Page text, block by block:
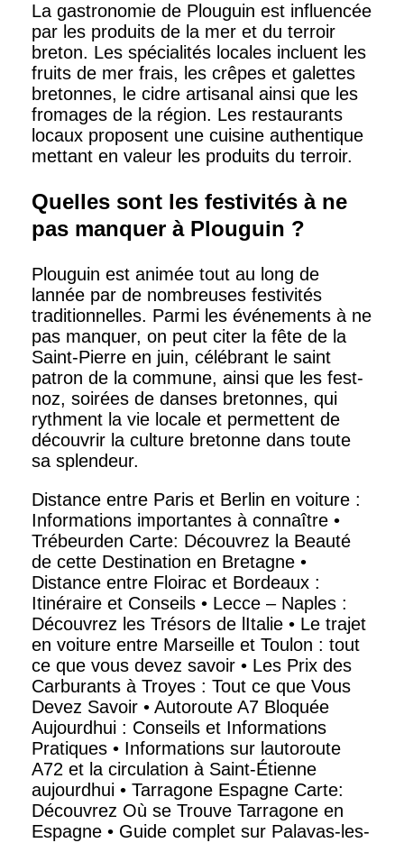
La gastronomie de Plouguin est influencée
par les produits de la mer et du terroir
breton. Les spécialités locales incluent les
fruits de mer frais, les crêpes et galettes
bretonnes, le cidre artisanal ainsi que les
fromages de la région. Les restaurants
locaux proposent une cuisine authentique
mettant en valeur les produits du terroir.
Quelles sont les festivités à ne
pas manquer à Plouguin ?
Plouguin est animée tout au long de
lannée par de nombreuses festivités
traditionnelles. Parmi les événements à ne
pas manquer, on peut citer la fête de la
Saint-Pierre en juin, célébrant le saint
patron de la commune, ainsi que les fest-
noz, soirées de danses bretonnes, qui
rythment la vie locale et permettent de
découvrir la culture bretonne dans toute
sa splendeur.
Distance entre Paris et Berlin en voiture :
Informations importantes à connaître •
Trébeurden Carte: Découvrez la Beauté
de cette Destination en Bretagne •
Distance entre Floirac et Bordeaux :
Itinéraire et Conseils • Lecce – Naples :
Découvrez les Trésors de lItalie • Le trajet
en voiture entre Marseille et Toulon : tout
ce que vous devez savoir • Les Prix des
Carburants à Troyes : Tout ce que Vous
Devez Savoir • Autoroute A7 Bloquée
Aujourdhui : Conseils et Informations
Pratiques • Informations sur lautoroute
A72 et la circulation à Saint-Étienne
aujourdhui • Tarragone Espagne Carte:
Découvrez Où se Trouve Tarragone en
Espagne • Guide complet sur Palavas-les-